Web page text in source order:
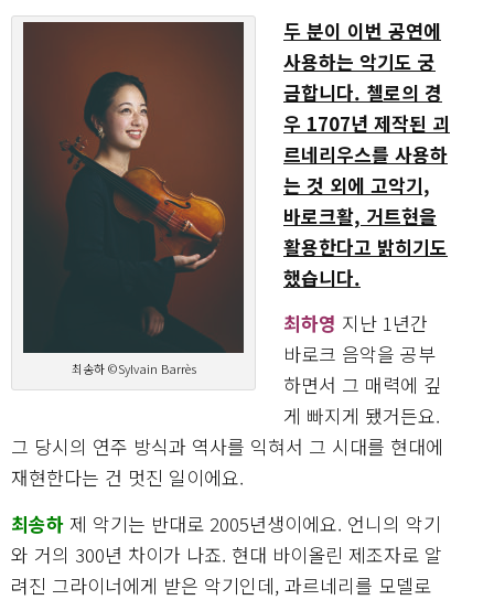
최송하 ©Sylvain Barrès
두 분이 이번 공연에
사용하는 악기도 궁
금합니다. 첼로의 경
우 1707년 제작된 괴
르네리우스를 사용하
는 것 외에 고악기,
바로크활, 거트현을
활용한다고 밝히기도
했습니다.
최하영 지난 1년간
바로크 음악을 공부
하면서 그 매력에 깊
게 빠지게 됐거든요.
그 당시의 연주 방식과 역사를 익혀서 그 시대를 현대에
재현한다는 건 멋진 일이에요.
최송하 제 악기는 반대로 2005년생이에요. 언니의 악기
와 거의 300년 차이가 나죠. 현대 바이올린 제조자로 알
려진 그라이너에게 받은 악기인데, 과르네리를 모델로